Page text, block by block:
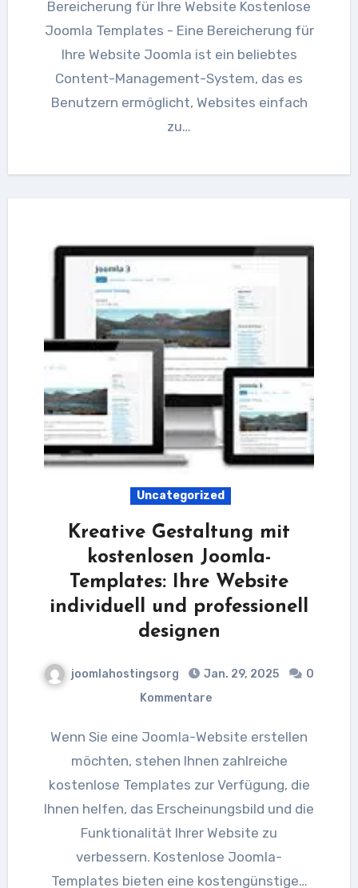
Bereicherung für Ihre Website Kostenlose
Joomla Templates - Eine Bereicherung für
Ihre Website Joomla ist ein beliebtes
Content-Management-System, das es
Benutzern ermöglicht, Websites einfach
zu…
Uncategorized
Kreative Gestaltung mit
kostenlosen Joomla-
Templates: Ihre Website
individuell und professionell
designen
joomlahostingsorg Jan. 29, 2025
0
Kommentare
Wenn Sie eine Joomla-Website erstellen
möchten, stehen Ihnen zahlreiche
kostenlose Templates zur Verfügung, die
Ihnen helfen, das Erscheinungsbild und die
Funktionalität Ihrer Website zu
verbessern. Kostenlose Joomla-
Templates bieten eine kostengünstige…